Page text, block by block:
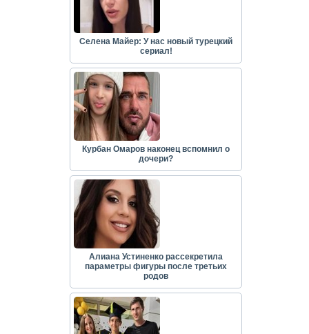
Селена Майер: У нас новый турецкий
сериал!
Курбан Омаров наконец вспомнил о
дочери?
Алиана Устиненко рассекретила
параметры фигуры после третьих
родов